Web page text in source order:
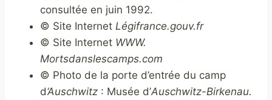
consultée en juin 1992.
© Site Internet Légifrance.gouv.fr
© Site Internet WWW.
Mortsdanslescamps.com
© Photo de la porte d’entrée du camp
d‘Auschwitz : Musée d’Auschwitz-Birkenau.